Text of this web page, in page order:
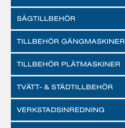
SÅGTILLBEHÖR
TILLBEHÖR GÄNGMASKINER
TILLBEHÖR PLÅTMASKINER
TVÄTT- & STÄDTILLBEHÖR
VERKSTADSINREDNING